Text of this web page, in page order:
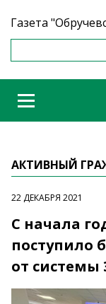
Газета
АКТИВНЫЙ
22 ДЕКАБРЯ 2021
С начала
поступило
от